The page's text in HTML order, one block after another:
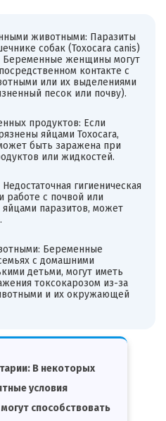
животными: Паразиты
собак (Toxocara canis)
Беременные женщины могут
контакте с
или их выделениями
песок или почву).
продуктов: Если
яйцами Toxocara,
быть заражена при
или жидкостей.
гигиеническая
работе с почвой или
паразитов, может
Беременные
с домашними
детьми, могут иметь
токсокарозом из-за
и их окружающей
В некоторых
условия
способствовать